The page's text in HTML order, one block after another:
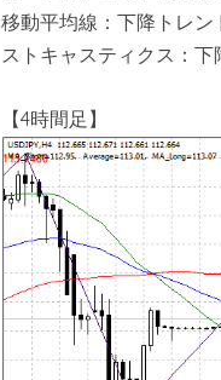
移動平均線：下降トレン
ストキャスティクス：下
【4時間足】